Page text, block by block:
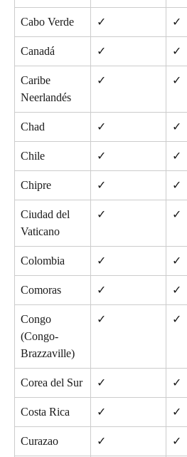
Cabo Verde ✓ ✓
Canadá ✓ ✓
Caribe
Neerlandés
✓ ✓
Chad ✓ ✓
Chile ✓ ✓
Chipre ✓ ✓
Ciudad del
Vaticano
✓ ✓
Colombia ✓ ✓
Comoras ✓ ✓
Congo
(Congo-
Brazzaville)
✓ ✓
Corea del Sur ✓ ✓
Costa Rica ✓ ✓
Curazao ✓ ✓